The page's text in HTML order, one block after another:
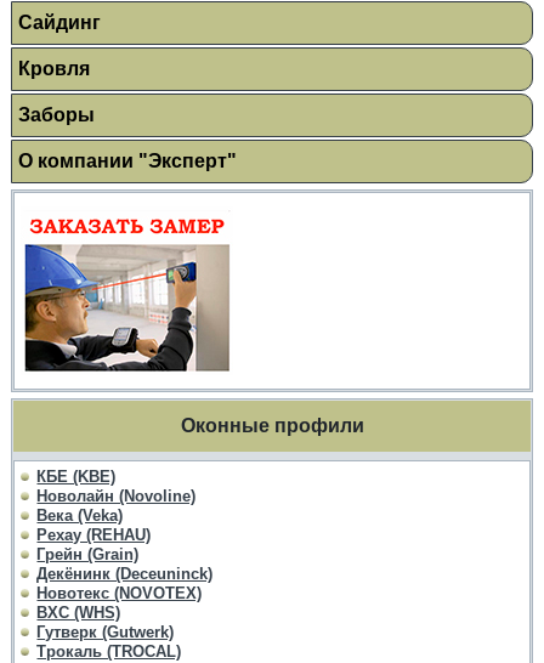
Сайдинг
Кровля
Заборы
О компании "Эксперт"
Оконные профили
КБЕ (KBE)
Новолайн (Novoline)
Века (Veka)
Рехау (REHAU)
Грейн (Grain)
Декёнинк (Deceuninck)
Новотекс (NOVOTEX)
ВХС (WHS)
Гутверк (Gutwerk)
Трокаль (TROCAL)